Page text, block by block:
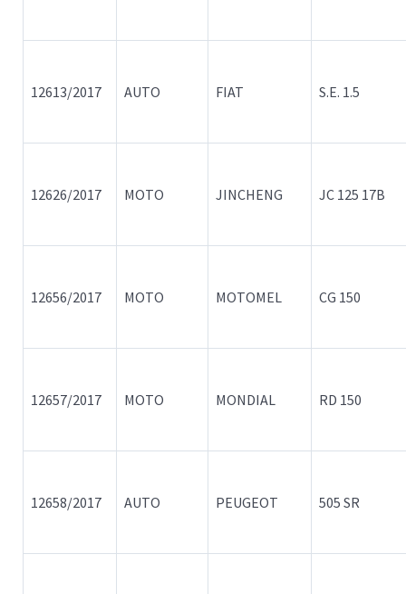
12613/2017 AUTO FIAT S.E. 1.5
12626/2017 MOTO JINCHENG JC 125 17B
12656/2017 MOTO MOTOMEL CG 150
12657/2017 MOTO MONDIAL RD 150
12658/2017 AUTO PEUGEOT 505 SR